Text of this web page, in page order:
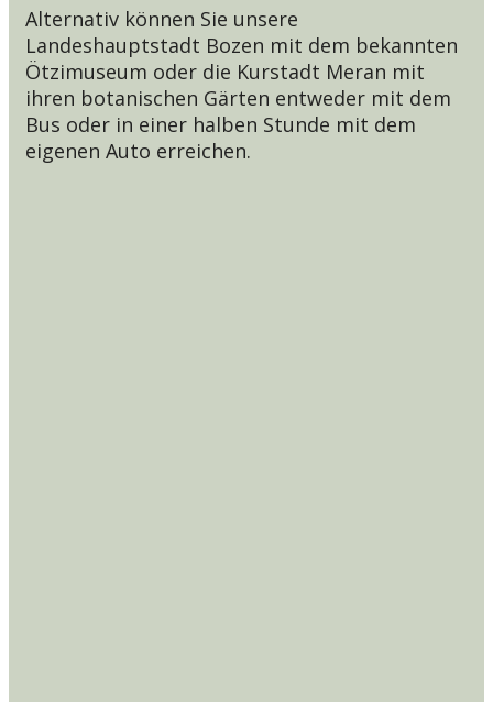
Alternativ können Sie unsere
Landeshauptstadt Bozen mit dem bekannten
Ötzimuseum oder die Kurstadt Meran mit
ihren botanischen Gärten entweder mit dem
Bus oder in einer halben Stunde mit dem
eigenen Auto erreichen.